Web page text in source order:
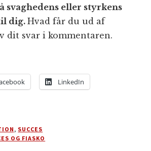
svaghedens eller styrkens
dig.Hvad får du ud af
dit svar i kommentaren.
LinkedIn
, SUCCES
OG FIASKO